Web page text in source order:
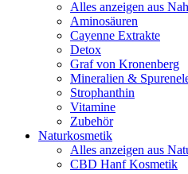
Alles anzeigen aus
Aminosäuren
Cayenne Extrakte
Detox
Graf von Kronenberg
Mineralien &
Strophanthin
Vitamine
Zubehör
Naturkosmetik
Alles anzeigen aus
CBD Hanf Kosmetik